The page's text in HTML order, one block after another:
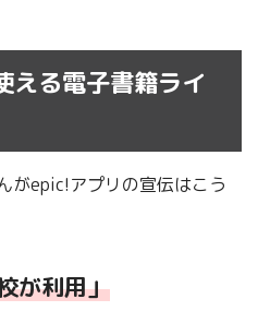
える電子書籍ライ
がepic!アプリの宣伝はこう
が利用」